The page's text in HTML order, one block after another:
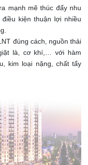
mạnh mẽ thúc đẩy nhu
kiện thuận lợi nhiều
đúng cách, nguồn thải
là, cơ khí,… với hàm
kim loại nặng, chất tẩy